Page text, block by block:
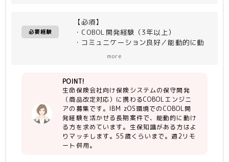
必要経験
【必須】
・COBOL開発経験（3年以上）
・コミュニケーション良好／能動的に動
PLUSの後継)、JCL
【尚可】
・生保知識 ※あればベターなスキル
more
POINT!
生命保険会社向け保険システムの保守開発
（商品改定対応）に携わるCOBOLエンジニ
アの募集です。IBM zOS環境でのCOBOL開
発経験を活かせる長期案件で、能動的に動け
る方を求めています。生保知識がある方はよ
りマッチします。55歳くらいまで。週2リモ
ート併用。